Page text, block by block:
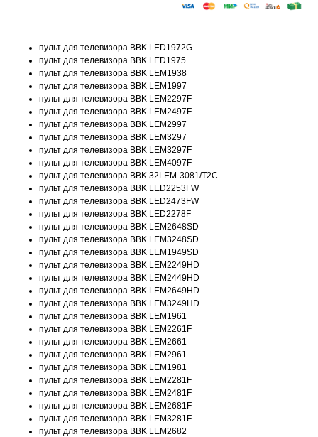
пульт для телевизора BBK LED1972G
пульт для телевизора BBK LED1975
пульт для телевизора BBK LEM1938
пульт для телевизора BBK LEM1997
пульт для телевизора BBK LEM2297F
пульт для телевизора BBK LEM2497F
пульт для телевизора BBK LEM2997
пульт для телевизора BBK LEM3297
пульт для телевизора BBK LEM3297F
пульт для телевизора BBK LEM4097F
пульт для телевизора BBK 32LEM-3081/T2C
пульт для телевизора BBK LED2253FW
пульт для телевизора BBK LED2473FW
пульт для телевизора BBK LED2278F
пульт для телевизора BBK LEM2648SD
пульт для телевизора BBK LEM3248SD
пульт для телевизора BBK LEM1949SD
пульт для телевизора BBK LEM2249HD
пульт для телевизора BBK LEM2449HD
пульт для телевизора BBK LEM2649HD
пульт для телевизора BBK LEM3249HD
пульт для телевизора BBK LEM1961
пульт для телевизора BBK LEM2261F
пульт для телевизора BBK LEM2661
пульт для телевизора BBK LEM2961
пульт для телевизора BBK LEM1981
пульт для телевизора BBK LEM2281F
пульт для телевизора BBK LEM2481F
пульт для телевизора BBK LEM2681F
пульт для телевизора BBK LEM3281F
пульт для телевизора BBK LEM2682